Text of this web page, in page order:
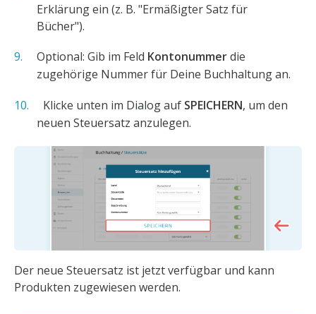
Erklärung ein (z. B. "Ermäßigter Satz für
Bücher").
Optional: Gib im Feld Kontonummerdie
zugehörige Nummer für Deine Buchhaltung an.
Klicke unten im Dialog auf SPEICHERN, um den
neuen Steuersatz anzulegen.
Der neue Steuersatz ist jetzt verfügbar und kann
Produkten zugewiesen werden.